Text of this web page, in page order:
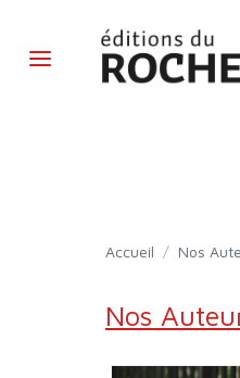
Accueil / Nos
Nos